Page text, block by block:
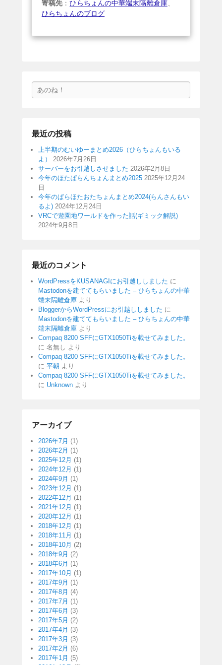
寄稿先 ：ひらちょんの中華端末隔離倉庫、
ひらちょんのブログ
索
最近の投稿
上半期のむいゆーまとめ2026（ひらちょんもいる
よ）
2026年7月26日
サーバーをお引越しさせました 2026年2月8日
今年のほたぱらんちょんまとめ2025 2025年12月24
日
今年のぱらほたおたちょんまとめ2024(らんさんもい
るよ) 2024年12月24日
VRCで遊園地ワールドを作った話(ギミック解説)
2024年9月8日
最近のコメント
WordPressをKUSANAGIにお引越ししました に
Mastodonを建ててもらいました – ひらちょんの中華
端末隔離倉庫 より
BloggerからWordPressにお引越ししました に
Mastodonを建ててもらいました – ひらちょんの中華
端末隔離倉庫 より
Compaq 8200 SFFにGTX1050Tiを載せてみました。
に 名無し より
Compaq 8200 SFFにGTX1050Tiを載せてみました。
に 平朝 より
Compaq 8200 SFFにGTX1050Tiを載せてみました。
に Unknown より
アーカイブ
2026年7月 (1)
2026年2月 (1)
2025年12月 (1)
2024年12月 (1)
2024年9月 (1)
2023年12月 (1)
2022年12月 (1)
2021年12月 (1)
2020年12月 (1)
2018年12月 (1)
2018年11月 (1)
2018年10月 (2)
2018年9月 (2)
2018年6月 (1)
2017年10月 (1)
2017年9月 (1)
2017年8月 (4)
2017年7月 (1)
2017年6月 (3)
2017年5月 (2)
2017年4月 (3)
2017年3月 (3)
2017年2月 (6)
2017年1月 (5)